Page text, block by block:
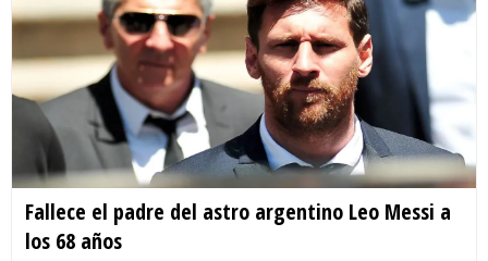
Fallece el padre del astro argentino Leo Messi a
los 68 años